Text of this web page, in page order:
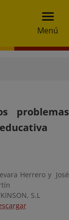
Menú
problemas
Herrero y José
S.L